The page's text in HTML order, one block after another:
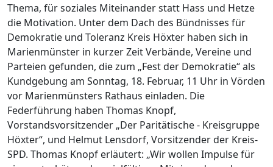
Thema, für soziales Miteinander statt Hass und Hetze
die Motivation. Unter dem Dach des Bündnisses für
Demokratie und Toleranz Kreis Höxter haben sich in
Marienmünster in kurzer Zeit Verbände, Vereine und
Parteien gefunden, die zum „Fest der Demokratie“ als
Kundgebung am Sonntag, 18. Februar, 11 Uhr in Vörden
vor Marienmünsters Rathaus einladen. Die
Federführung haben Thomas Knopf,
Vorstandsvorsitzender „Der Paritätische - Kreisgruppe
Höxter“, und Helmut Lensdorf, Vorsitzender der Kreis-
SPD. Thomas Knopf erläutert: „Wir wollen Impulse für